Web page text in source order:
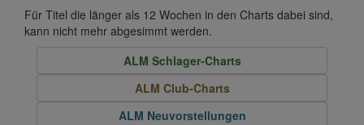
Für Titel die länger als 12 Wochen in den Charts dabei sind,
kann nicht mehr abgesimmt werden.
ALM Schlager-Charts
ALM Club-Charts
ALM Neuvorstellungen